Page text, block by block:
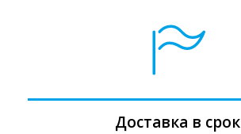
Доставка в срок